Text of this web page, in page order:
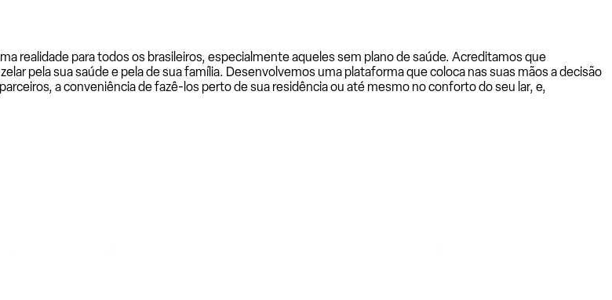
realidade para todos os brasileiros, especialmente aqueles sem plano de saúde. Acreditamos que
pela sua saúde e pela de sua família. Desenvolvemos uma plataforma que coloca nas suas mãos a decisão
a conveniência de fazê-los perto de sua residência ou até mesmo no conforto do seu lar, e,